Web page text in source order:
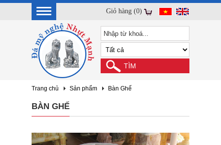
Giỏ hàng (0)
Trang chủ Sản phẩm Bàn Ghế
BÀN GHẾ